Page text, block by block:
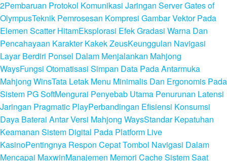
2Pembaruan Protokol Komunikasi Jaringan Server Gates of
OlympusTeknik Pemrosesan Kompresi Gambar Vektor Pada
Elemen Scatter HitamEksplorasi Efek Gradasi Warna Dan
Pencahayaan Karakter Kakek ZeusKeunggulan Navigasi
Layar Berdiri Ponsel Dalam Menjalankan Mahjong
WaysFungsi Otomatisasi Simpan Data Pada Antarmuka
Mahjong WinsTata Letak Menu Minimalis Dan Ergonomis Pada
Sistem PG SoftMengurai Penyebab Utama Penurunan Latensi
Jaringan Pragmatic PlayPerbandingan Efisiensi Konsumsi
Daya Baterai Antar Versi Mahjong WaysStandar Kepatuhan
Keamanan Sistem Digital Pada Platform Live
KasinoPentingnya Respon Cepat Tombol Navigasi Dalam
Mencapai MaxwinManajemen Memori Cache Sistem Saat